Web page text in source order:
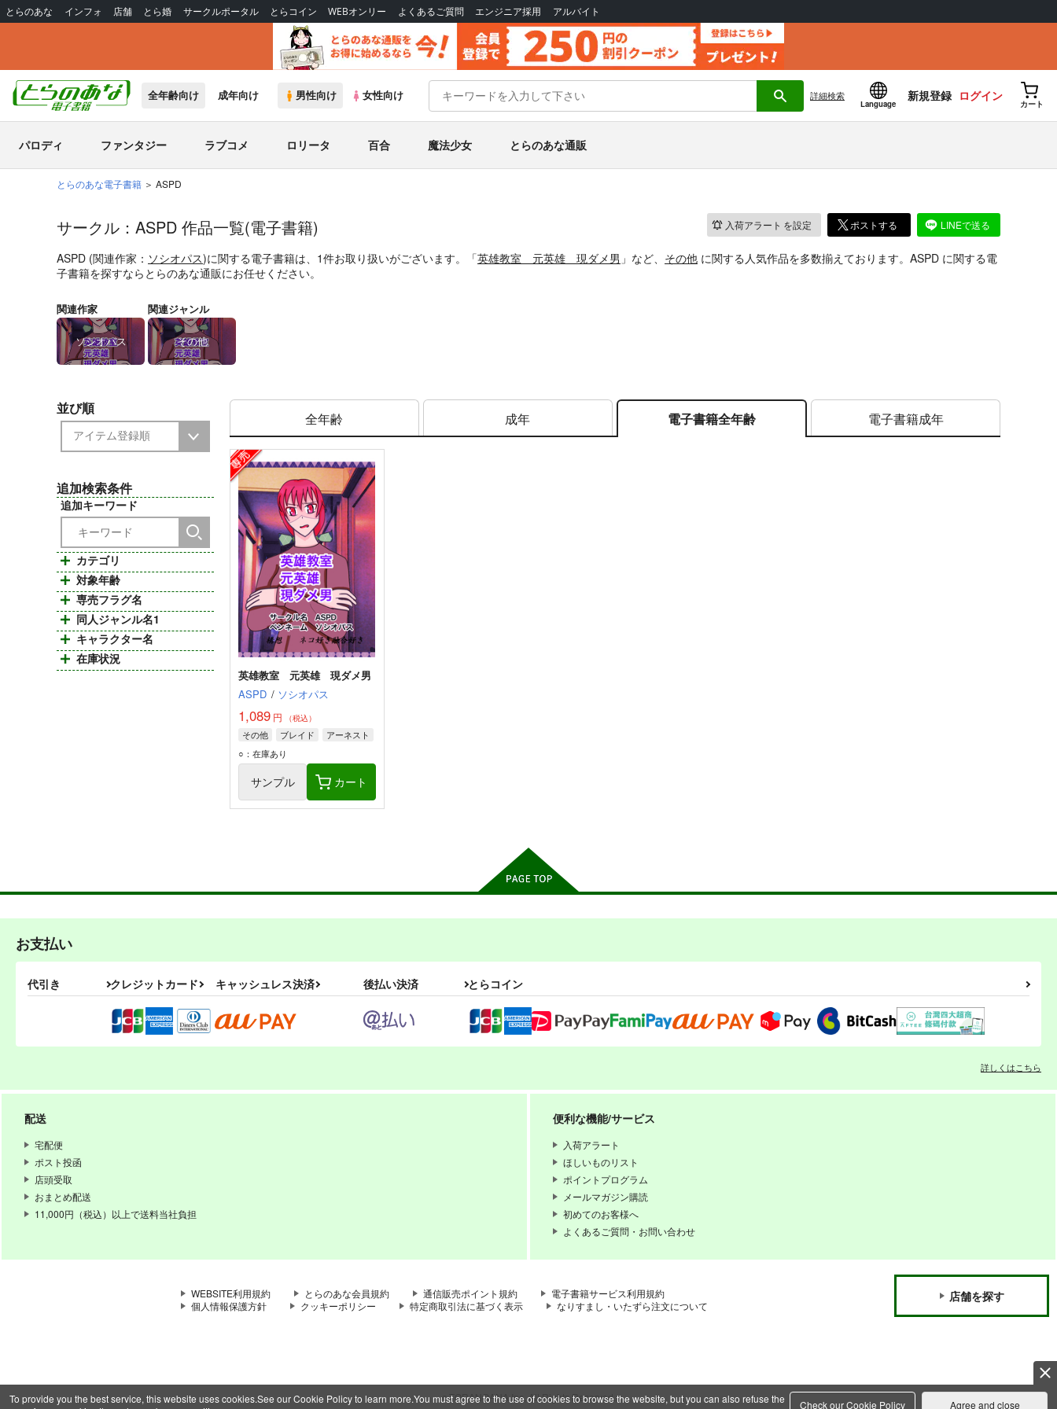
とらのあな インフォ 店舗 とら婚 サークルポータル とらコイン WEBオンリー よくあるご質問 エンジニア採用 アルバイト
全年齢向け 成年向け 男性向け 女性向け 詳細検索
Language
新規登録 ログイン
カート
パロディ ファンタジー ラブコメ ロリータ 百合 魔法少女 とらのあな通販
To provide you the best service, this website uses cookies.See our Cookie Policy to learn more.You must agree to the use of cookies to browse the website, but you can also refuse the
Check our Cookie Policy Agree and close
とらのあな電子書籍 ASPD
入荷アラート を設定 ポストする LINEで送る
サークル：ASPD 作品一覧(電子書籍)
ASPD (関連作家： ソシオパス)に関する電子書籍は、1件お取り扱いがございます。「英雄教室 元英雄 現ダメ男 」など、 その他 に関する人気作品を多数揃えております。ASPD に関する電
子書籍を探すならとらのあな通販にお任せください。
関連作家
ソシオパス
関連ジャンル
その他
並び順
追加検索条件
追加キーワード
カテゴリ
対象年齢
専売フラグ名
同人ジャンル名1
キャラクター名
在庫状況
全年齢 成年 電子書籍全年齢 電子書籍成年
英雄教室 元英雄 現ダメ男
ASPD / ソシオパス
1,089 円 （税込）
その他 ブレイド
アーネスト
○：在庫あり
サンプル カート
お支払い
代引き クレジットカード キャッシュレス決済 後払い決済 とらコイン
詳しくはこちら
配送
宅配便
ポスト投函
店頭受取
おまとめ配送
11,000円（税込）以上で送料当社負担
便利な機能/サービス
入荷アラート
ほしいものリスト
ポイントプログラム
メールマガジン購読
初めてのお客様へ
よくあるご質問・お問い合わせ
WEBSITE利用規約 とらのあな会員規約 通信販売ポイント規約
電子書籍サービス利用規約
個人情報保護方針
クッキーポリシー 特定商取引法に基づく表示 なりすまし・いたずら注文について
店舗を探す
c TORANOANA Inc, All Rights Reserved.